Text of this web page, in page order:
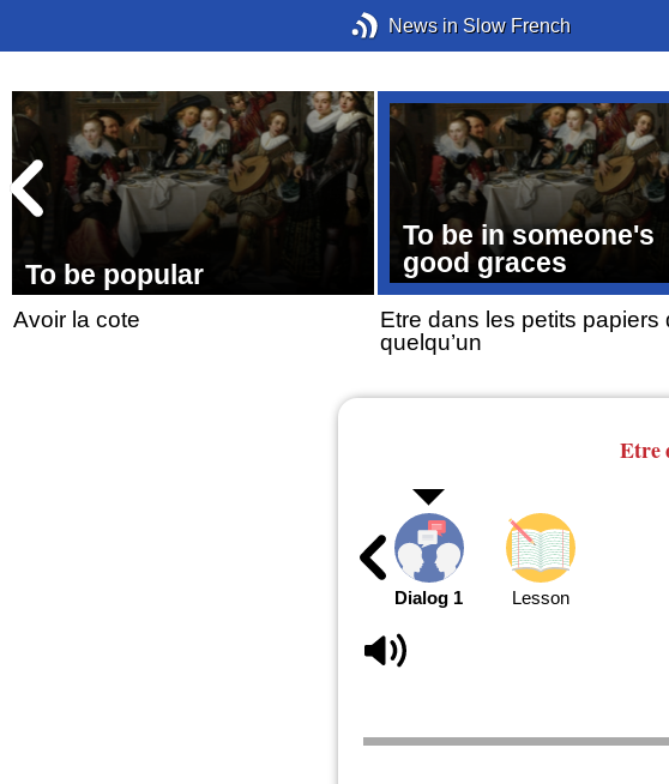
News in Slow French
To be popular
Avoir la cote
To be in someone's
good graces
Etre dans les petits papiers
quelqu’un
Etre
Dialog 1 Lesson